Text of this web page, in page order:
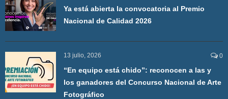
Ya está abierta la convocatoria al Premio
Nacional de Calidad 2026
13 julio, 2026 0
“En equipo está chido”: reconocen a las y
los ganadores del Concurso Nacional de Arte
Fotográfico